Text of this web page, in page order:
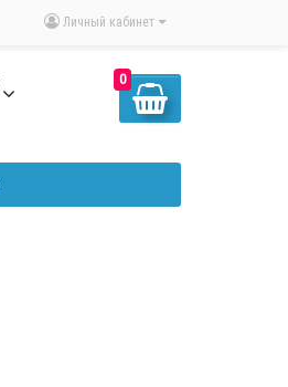
Личный кабинет
0